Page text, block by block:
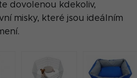
dovolenou kdekoliv,
misky, které jsou ideálním